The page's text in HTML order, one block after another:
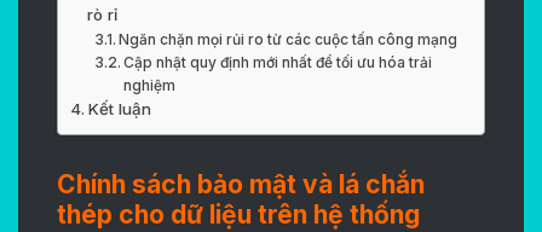
rò rỉ
Ngăn chặn mọi rủi ro từ các cuộc tấn công mạng
Cập nhật quy định mới nhất để tối ưu hóa trải
nghiệm
Kết luận
Chính sách bảo mật và lá chắn
thép cho dữ liệu trên hệ thống